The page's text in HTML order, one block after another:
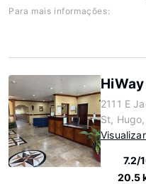
Para mais informações:
2111 E
St,
7.2/
20.5